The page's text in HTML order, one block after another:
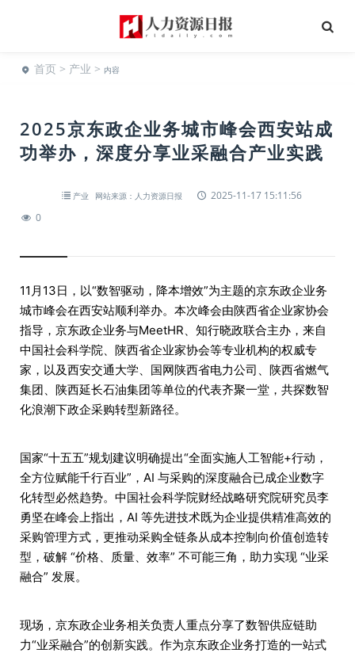
首页 > 产业 > 内容
2025京东政企业务城市峰会西安站成
功举办，深度分享业采融合产业实践
产业 网站来源：人力资源日报
2025-11-17 15:11:56
0
11月13日，以“数智驱动，降本增效”为主题的京东政企业务
城市峰会在西安站顺利举办。本次峰会由陕西省企业家协会
指导，京东政企业务与MeetHR、知行晓政联合主办，来自
中国社会科学院、陕西省企业家协会等专业机构的权威专
家，以及西安交通大学、国网陕西省电力公司、陕西省燃气
集团、陕西延长石油集团等单位的代表齐聚一堂，共探数智
化浪潮下政企采购转型新路径。
国家“十五五”规划建议明确提出“全面实施人工智能+行动，
全方位赋能千行百业”，AI 与采购的深度融合已成企业数字
化转型必然趋势。中国社会科学院财经战略研究院研究员李
勇坚在峰会上指出，AI 等先进技术既为企业提供精准高效的
采购管理方式，更推动采购全链条从成本控制向价值创造转
型，破解 “价格、质量、效率” 不可能三角，助力实现 “业采
融合” 发展。
现场，京东政企业务相关负责人重点分享了数智供应链助
力“业采融合”的创新实践。作为京东政企业务打造的一站式